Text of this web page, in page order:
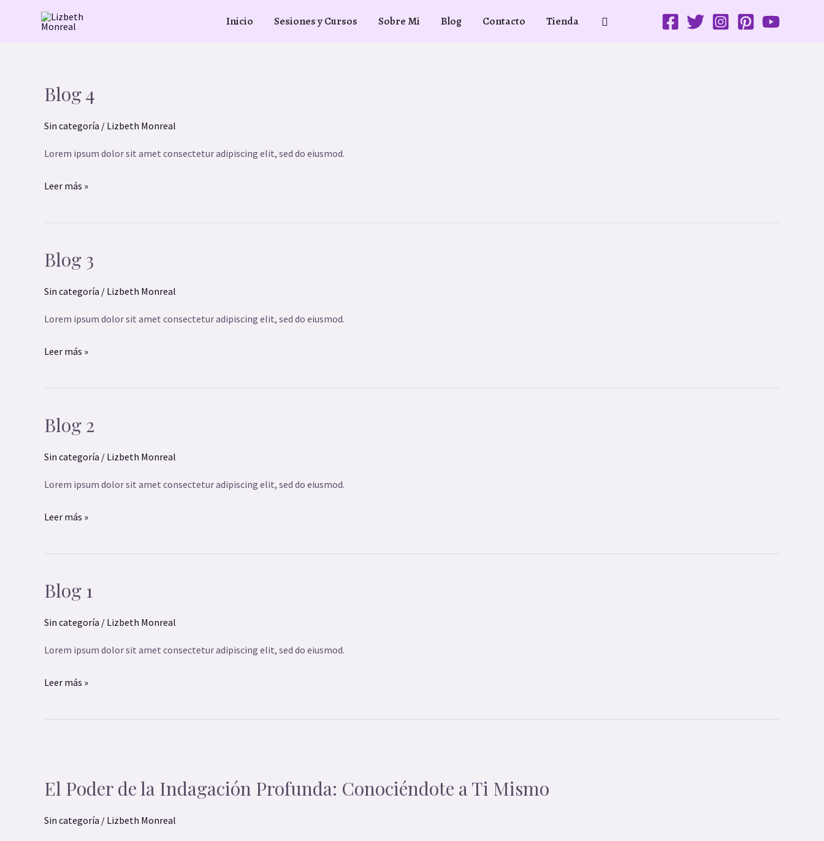
Inicio Sesiones y Cursos Sobre Mi Blog Contacto Tienda Buscar
Blog 4
Sin categoría / Lizbeth Monreal
Lorem ipsum dolor sit amet consectetur adipiscing elit, sed do eiusmod.
Blog
Leer más »
Blog 3
Sin categoría / Lizbeth Monreal
Lorem ipsum dolor sit amet consectetur adipiscing elit, sed do eiusmod.
Blog
Leer más »
Blog 2
Sin categoría / Lizbeth Monreal
Lorem ipsum dolor sit amet consectetur adipiscing elit, sed do eiusmod.
Blog
Leer más »
Blog 1
Sin categoría / Lizbeth Monreal
Lorem ipsum dolor sit amet consectetur adipiscing elit, sed do eiusmod.
Blog
Leer más »
El Poder de la Indagación Profunda: Conociéndote a Ti Mismo
Sin categoría / Lizbeth Monreal
de
Indagación